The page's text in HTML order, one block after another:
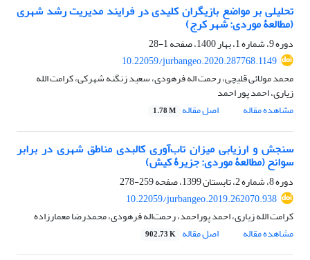
تحلیلی بر مواضع بازیگران کلیدی در فرایند مدیریت رشد شهری
(مطالعۀ موردی: شهر کرج)
دوره 9، شماره 1، بهار 1400، صفحه
1-28
10.22059/jurbangeo.2020.287768.1149
محمد مولائی قلیچی، رحمت اله فرهودی، سعید زنگنه شهرکی، کرامت الله
زیاری، احمد پور احمد
مشاهده مقاله
اصل مقاله 1.78 M
سنجش و ارزیابی میزان تاب‌آوری کالبدی مناطق شهری در برابر
سوانح (مطالعۀ موردی: جزیرۀ کیش)
دوره 8، شماره 2، تابستان 1399، صفحه
259-278
10.22059/jurbangeo.2019.262070.938
کرامت الله زیاری، احمد پوراحمد، رحمت‌اله فرهودی، محمدرضا معمارزاده
مشاهده مقاله
اصل مقاله 902.73 K